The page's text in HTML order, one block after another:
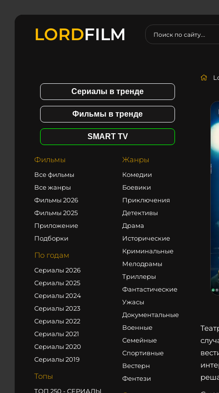
LORDFILM
Сериалы в тренде
Фильмы в тренде
SMART TV
Фильмы
Все фильмы
Все жанры
Фильмы 2026
Фильмы 2025
Приложение
Подборки
По годам
Сериалы 2026
Сериалы 2025
Сериалы 2024
Сериалы 2023
Сериалы 2022
Сериалы 2021
Сериалы 2020
Сериалы 2019
Топы
ТОП 250 - СЕРИАЛЫ
Жанры
Комедии
Боевики
Приключения
Детективы
Драма
Исторические
Криминальные
Мелодрамы
Триллеры
Фантастические
Ужасы
Документальные
Военные
Семейные
Спортивные
Вестерн
Фентези